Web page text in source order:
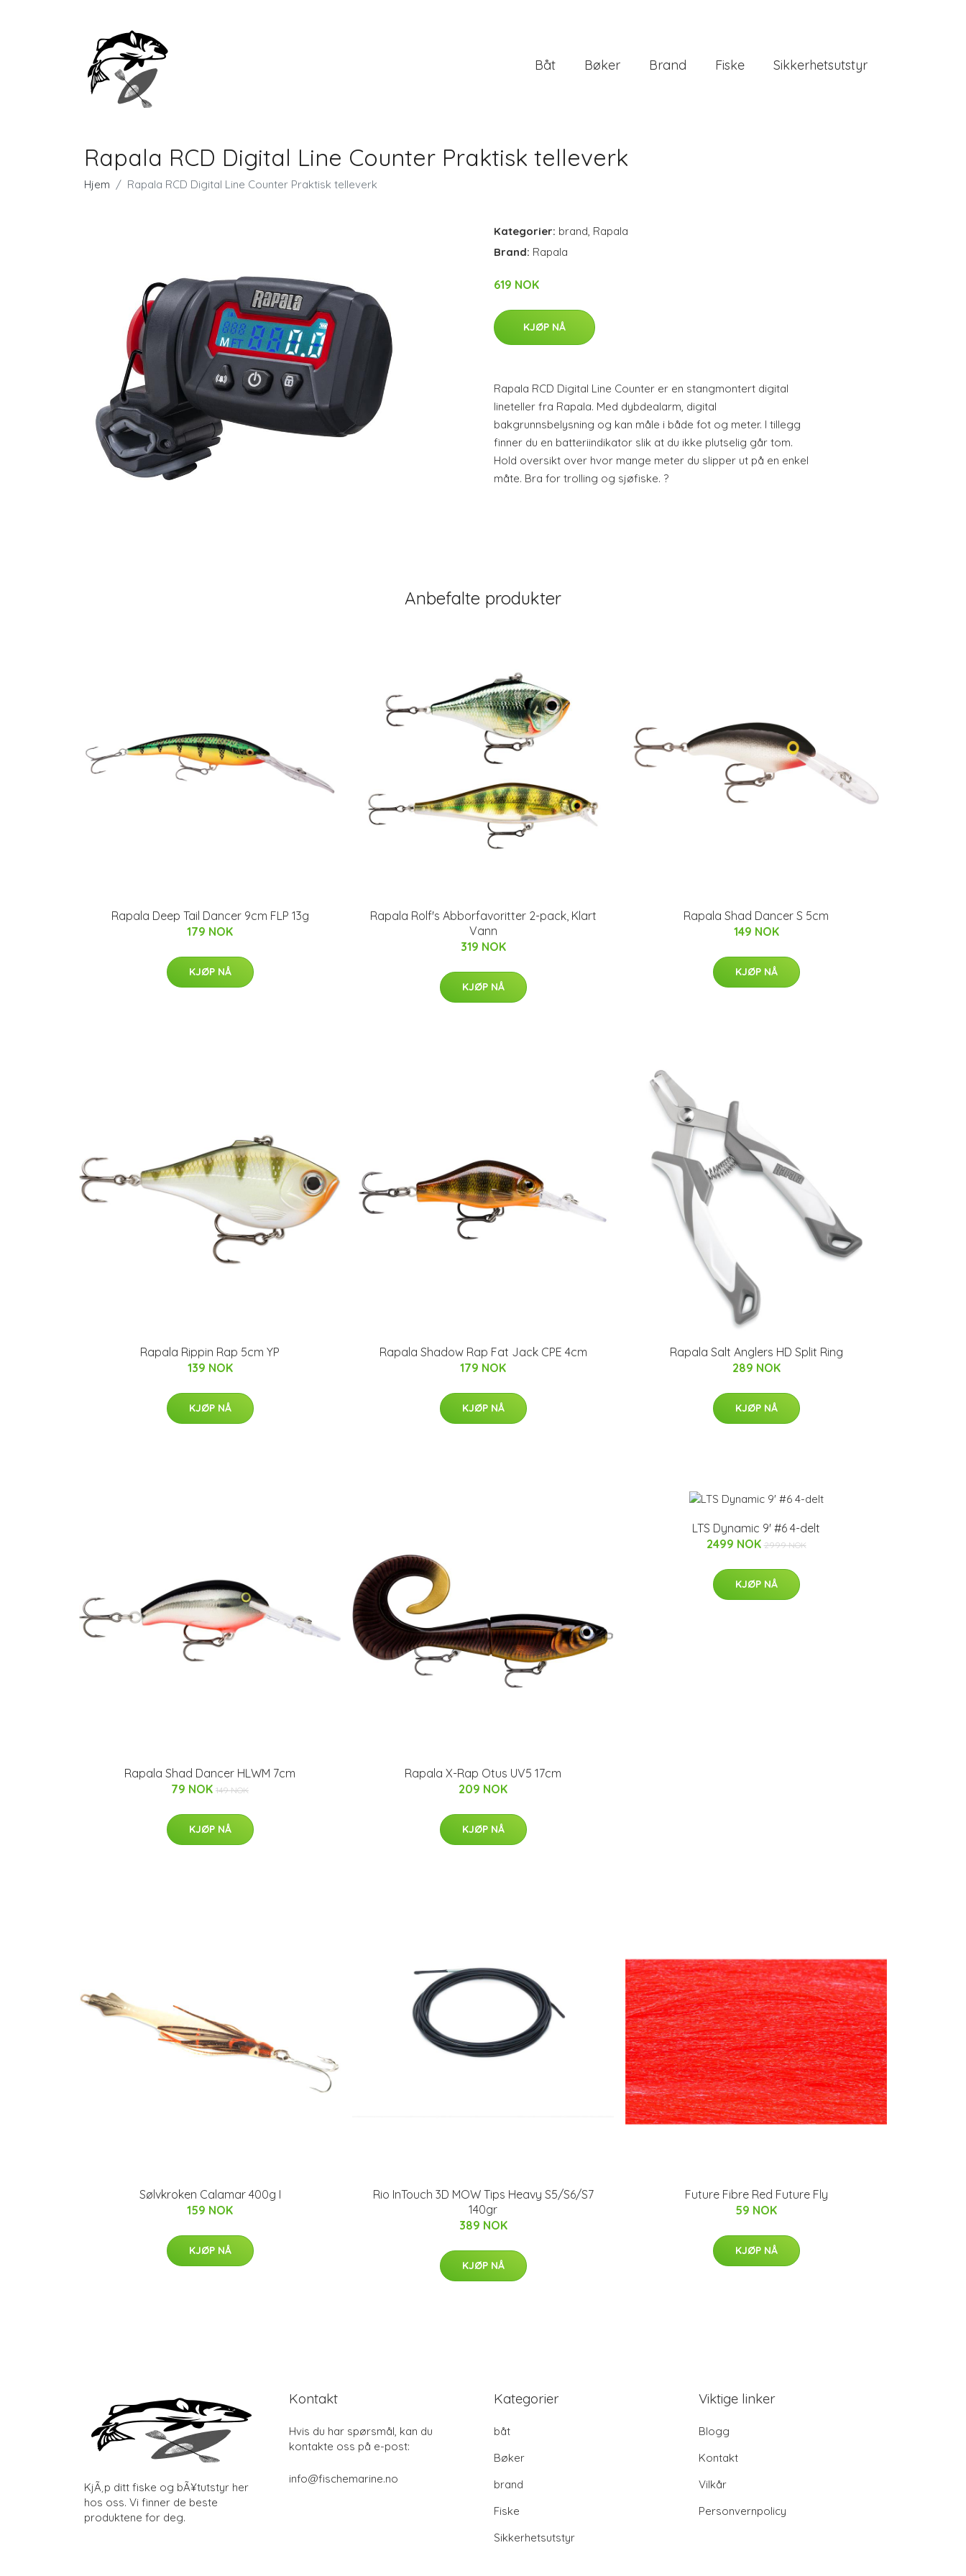
Båt Bøker Brand Fiske Sikkerhetsutstyr
Rapala RCD Digital Line Counter Praktisk telleverk
Hjem Rapala RCD Digital Line Counter Praktisk telleverk
Kategorier: brand, Rapala
Brand: Rapala
619 NOK
KJØP NÅ
Rapala RCD Digital Line Counter er en stangmontert digital
lineteller fra Rapala. Med dybdealarm, digital
bakgrunnsbelysning og kan måle i både fot og meter. I tillegg
finner du en batteriindikator slik at du ikke plutselig går tom.
Hold oversikt over hvor mange meter du slipper ut på en enkel
måte. Bra for trolling og sjøfiske. ?
Anbefalte produkter
Rapala Deep Tail Dancer 9cm FLP 13g
179 NOK
KJØP NÅ
Rapala Rolf's Abborfavoritter 2-pack, Klart
Vann
319 NOK
KJØP NÅ
Rapala Shad Dancer S 5cm
149 NOK
KJØP NÅ
Rapala Rippin Rap 5cm YP
139 NOK
KJØP NÅ
Rapala Shadow Rap Fat Jack CPE 4cm
179 NOK
KJØP NÅ
Rapala Salt Anglers HD Split Ring
289 NOK
KJØP NÅ
Rapala Shad Dancer HLWM 7cm
79 NOK 149 NOK
KJØP NÅ
Rapala X-Rap Otus UV5 17cm
209 NOK
KJØP NÅ
LTS Dynamic 9' #6 4-delt
2499 NOK 2999 NOK
KJØP NÅ
Sølvkroken Calamar 400g I
159 NOK
KJØP NÅ
Rio InTouch 3D MOW Tips Heavy S5/S6/S7
140gr
389 NOK
KJØP NÅ
Future Fibre Red Future Fly
59 NOK
KJØP NÅ
KjÃ¸p ditt fiske og bÃ¥tutstyr her
hos oss. Vi finner de beste
produktene for deg.
Kontakt
Hvis du har spørsmål, kan du
kontakte oss på e-post:
info@fischemarine.no
Kategorier
båt
Bøker
brand
Fiske
Sikkerhetsutstyr
Viktige linker
Blogg
Kontakt
Vilkår
Personvernpolicy